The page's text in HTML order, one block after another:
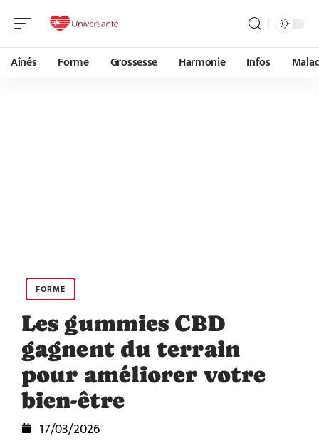
Aînés Forme Grossesse Harmonie Infos
FORME
Les gummies CBD
gagnent du terrain
pour améliorer votre
bien-être
17/03/2026